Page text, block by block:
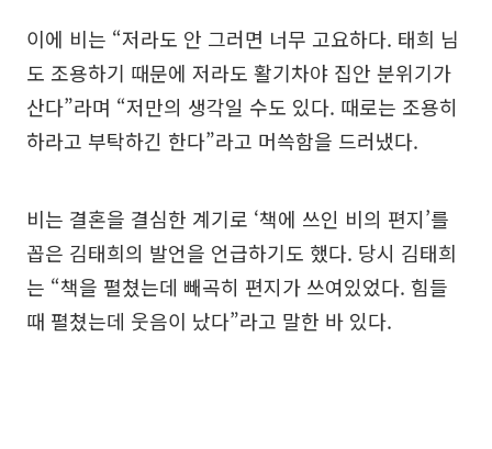
이에 비는 “저라도 안 그러면 너무 고요하다. 태희 님
도 조용하기 때문에 저라도 활기차야 집안 분위기가
산다”라며 “저만의 생각일 수도 있다. 때로는 조용히
하라고 부탁하긴 한다”라고 머쓱함을 드러냈다.
비는 결혼을 결심한 계기로 ‘책에 쓰인 비의 편지’를
꼽은 김태희의 발언을 언급하기도 했다. 당시 김태희
는 “책을 펼쳤는데 빼곡히 편지가 쓰여있었다. 힘들
때 펼쳤는데 웃음이 났다”라고 말한 바 있다.